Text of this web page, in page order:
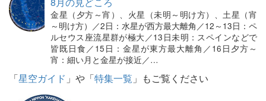
金星（夕方～宵）、火星（未明～明け方）、土星（宵
～明け方）／2日：水星が西方最大離角／12～13日：ペ
ルセウス座流星群が極大／13日未明：スペインなどで
皆既日食／15日：金星が東方最大離角／16日夕方～
宵：細い月と金星が接近／…
「星空ガイド 」や「特集一覧 」もご覧ください